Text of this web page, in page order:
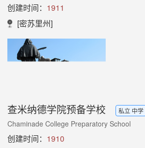
创建时间： 1911
[密苏里州]
查米纳德学院预备学校 私立 中学
Chaminade College Preparatory School
创建时间： 1910